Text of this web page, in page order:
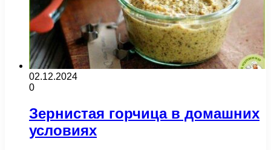
02.12.2024
0
Зернистая горчица в домашних
условиях